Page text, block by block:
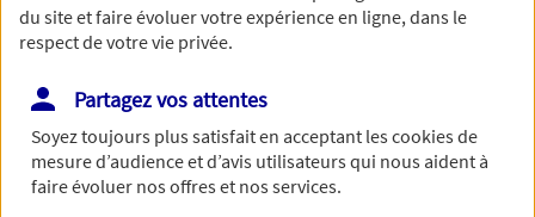
Vous disposez de droits sur les informations vous concernant. Pour
plus d’informations,cliquez ici.
du site et faire évoluer votre expérience en ligne, dans le
respect de votre vie privée.
Partagez vos attentes
Soyez toujours plus satisfait en acceptant lescookiesde
mesure d’audience et d’avis utilisateurs qui nous aident à
faire évoluer nos offres et nos services.